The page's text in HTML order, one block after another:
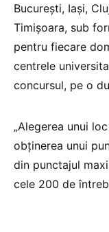
Bucureşti, Iaşi,
Timişoara, sub
pentru fiecare
centrele
concursul, pe o
„Alegerea unui
obținerea unui
din punctajul
cele 200 de